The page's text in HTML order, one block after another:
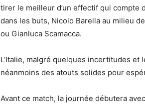
tirer le meilleur d’un effectif qui compte
dans les buts, Nicolo Barella au milieu
ou Gianluca Scamacca.
L’Italie, malgré quelques incertitudes
néanmoins des atouts solides pour
Avant ce match, la journée débutera